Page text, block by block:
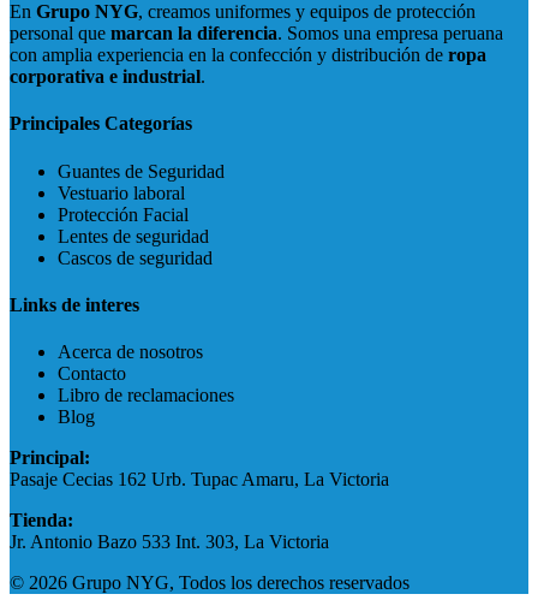
En Grupo NYG, creamos uniformes y equipos de protección
personal que marcan la diferencia. Somos una empresa peruana
con amplia experiencia en la confección y distribución de ropa
corporativa e industrial.
Principales Categorías
Guantes de Seguridad
Vestuario laboral
Protección Facial
Lentes de seguridad
Cascos de seguridad
Links de interes
Acerca de nosotros
Contacto
Libro de reclamaciones
Blog
Principal:
Pasaje Cecias 162 Urb. Tupac Amaru, La Victoria
Tienda:
Jr. Antonio Bazo 533 Int. 303, La Victoria
© 2026 Grupo NYG, Todos los derechos reservados